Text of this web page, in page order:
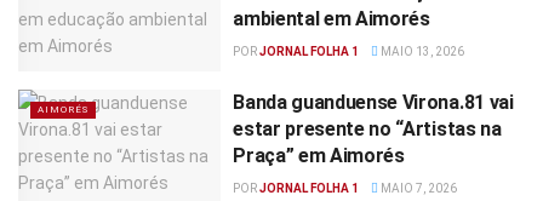
ambiental em Aimorés
PORJORNAL FOLHA 1 MAIO 13, 2026
AIMORÉS
Banda guanduense Virona.81 vai
estar presente no “Artistas na
Praça” em Aimorés
PORJORNAL FOLHA 1 MAIO 7, 2026